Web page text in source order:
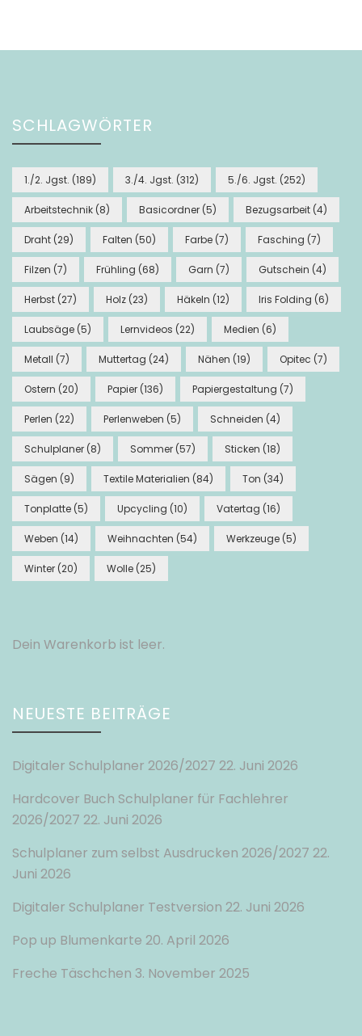
SCHLAGWÖRTER
1./2. Jgst. (189) 3./4. Jgst. (312) 5./6. Jgst. (252)
Arbeitstechnik (8) Basicordner (5) Bezugsarbeit (4)
Draht (29) Falten (50) Farbe (7) Fasching (7)
Filzen (7) Frühling (68) Garn (7) Gutschein (4)
Herbst (27) Holz (23) Häkeln (12) Iris Folding (6)
Laubsäge (5) Lernvideos (22) Medien (6)
Metall (7) Muttertag (24) Nähen (19) Opitec (7)
Ostern (20) Papier (136) Papiergestaltung (7)
Perlen (22) Perlenweben (5) Schneiden (4)
Schulplaner (8) Sommer (57) Sticken (18)
Sägen (9) Textile Materialien (84) Ton (34)
Tonplatte (5) Upcycling (10) Vatertag (16)
Weben (14) Weihnachten (54) Werkzeuge (5)
Winter (20) Wolle (25)
Dein Warenkorb ist leer.
NEUESTE BEITRÄGE
Digitaler Schulplaner 2026/2027 22. Juni 2026
Hardcover Buch Schulplaner für Fachlehrer
2026/2027 22. Juni 2026
Schulplaner zum selbst Ausdrucken 2026/2027 22.
Juni 2026
Digitaler Schulplaner Testversion 22. Juni 2026
Pop up Blumenkarte 20. April 2026
Freche Täschchen 3. November 2025